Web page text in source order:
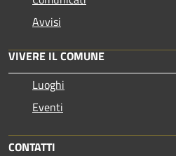
Avvisi
VIVERE IL COMUNE
Luoghi
Eventi
CONTATTI